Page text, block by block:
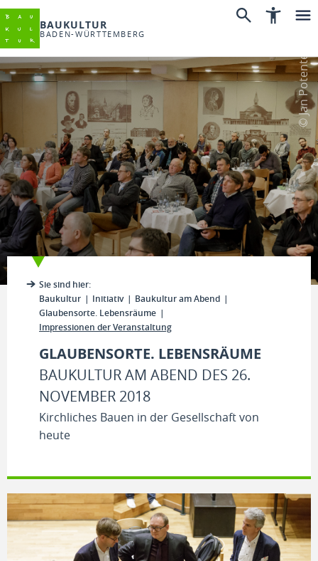
BAUKULTUR
BADEN-WÜRTTEMBERG
© Jan Potente
Sie sind hier:
Baukultur
Initiativ
Baukultur am Abend
Glaubensorte. Lebensräume
Impressionen der Veranstaltung
GLAUBENSORTE. LEBENSRÄUME
BAUKULTUR AM ABEND DES 26.
NOVEMBER 2018
Kirchliches Bauen in der Gesellschaft von
heute